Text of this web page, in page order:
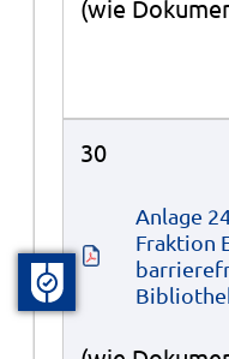
(wie
30
Anlage
Fraktion